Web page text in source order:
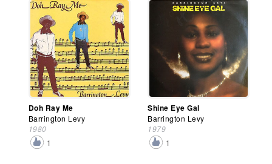
Doh Ray Me
Barrington Levy
1980
1
Shine Eye Gal
Barrington Levy
1979
1